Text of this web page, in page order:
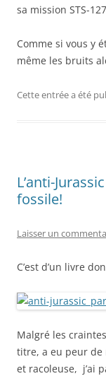
sa mission STS-
Comme si vous y
même les bruits
Cette entrée a été
L’anti-
fossile!
Laisser un
C’est d’un livre
Malgré les
titre, a eu peur de
et racoleuse, j’ai